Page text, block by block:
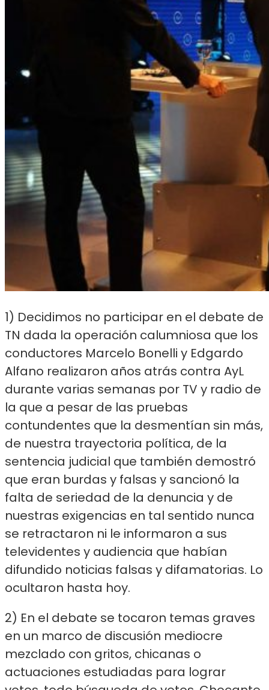
1) Decidimos no participar en el debate de
TN dada la operación calumniosa que los
conductores Marcelo Bonelli y Edgardo
Alfano realizaron años atrás contra AyL
durante varias semanas por TV y radio de
la que a pesar de las pruebas
contundentes que la desmentían sin más,
de nuestra trayectoria política, de la
sentencia judicial que también demostró
que eran burdas y falsas y sancionó la
falta de seriedad de la denuncia y de
nuestras exigencias en tal sentido nunca
se retractaron ni le informaron a sus
televidentes y audiencia que habían
difundido noticias falsas y difamatorias. Lo
ocultaron hasta hoy.
2) En el debate se tocaron temas graves
en un marco de discusión mediocre
mezclado con gritos, chicanas o
actuaciones estudiadas para lograr